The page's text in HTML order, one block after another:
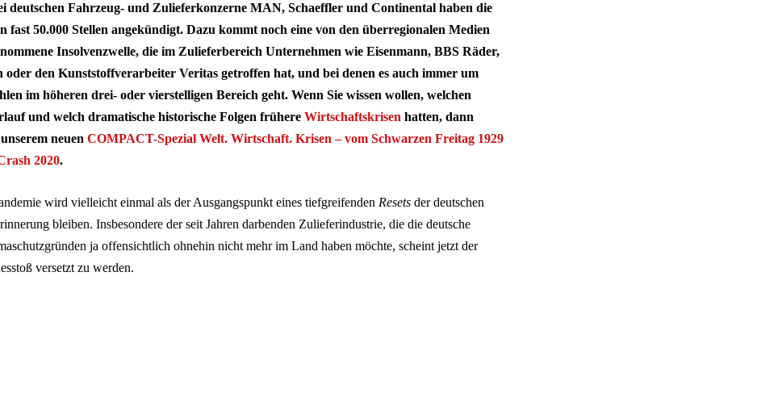
deutschen Fahrzeug- und Zulieferkonzerne MAN, Schaeffler und Continental haben die
fast 50.000 Stellen angekündigt. Dazu kommt noch eine von den überregionalen Medien
Insolvenzwelle, die im Zulieferbereich Unternehmen wie Eisenmann, BBS Räder,
den Kunststoffverarbeiter Veritas getroffen hat, und bei denen es auch immer um
im höheren drei- oder vierstelligen Bereich geht. Wenn Sie wissen wollen, welchen
und welch dramatische historische Folgen frühere Wirtschaftskrisen hatten, dann
neuen COMPACT-Spezial Welt. Wirtschaft. Krisen – vom Schwarzen Freitag 1929
2020.
wird vielleicht einmal als der Ausgangspunkt eines tiefgreifenden Resets der deutschen
bleiben. Insbesondere der seit Jahren darbenden Zulieferindustrie, die die deutsche
ja offensichtlich ohnehin nicht mehr im Land haben möchte, scheint jetzt der
versetzt zu werden.